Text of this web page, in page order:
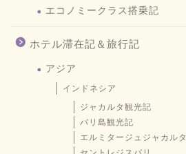
エコノミークラス搭乗記
ホテル滞在記＆旅行記
アジア
インドネシア
ジャカルタ観光記
バリ島観光記
エルミタージュジャカルタ